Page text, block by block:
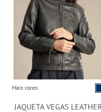
Mais cores:
JAQUETA VEGAS LEATHER